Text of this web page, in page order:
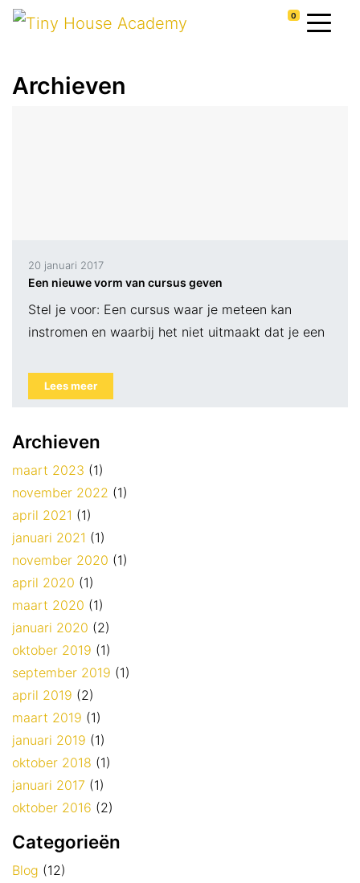
0
Archieven
20 januari 2017
Een nieuwe vorm van cursus geven
Stel je voor: Een cursus waar je meteen kan
instromen en waarbij het niet uitmaakt dat je een
Over het…
Lees meer
Archieven
maart 2023 (1)
november 2022 (1)
april 2021 (1)
januari 2021 (1)
november 2020 (1)
april 2020 (1)
maart 2020 (1)
januari 2020 (2)
oktober 2019 (1)
september 2019 (1)
april 2019 (2)
maart 2019 (1)
januari 2019 (1)
oktober 2018 (1)
januari 2017 (1)
oktober 2016 (2)
Categorieën
Blog (12)